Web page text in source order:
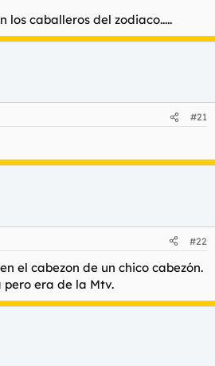
los caballeros del zodiaco.....
#21
#22
el cabezon de un chico cabezón.
pero era de la Mtv.